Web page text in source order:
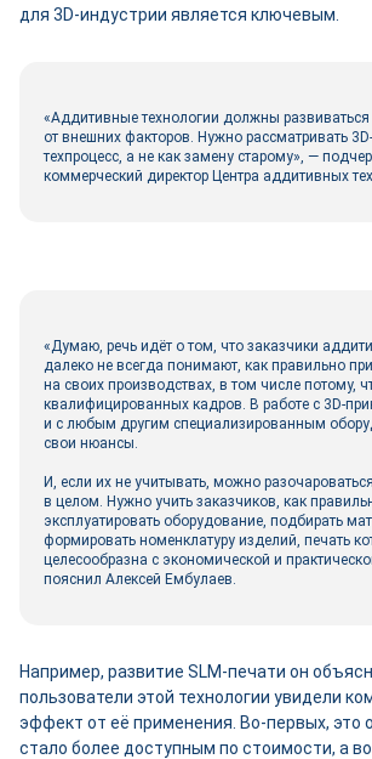
для 3D-индустрии является ключевым.
«Аддитивные технологии должны
от внешних факторов. Нужно рассматривать
техпроцесс, а не как замену старому», —
коммерческий директор Центра аддитивных
«Думаю, речь идёт о том, что заказчики
далеко не всегда понимают, как правильно
на своих производствах, в том числе потому,
квалифицированных кадров. В работе с 3D-
и с любым другим специализированным
свои нюансы.
И, если их не учитывать, можно
в целом. Нужно учить заказчиков, как
эксплуатировать оборудование, подбирать
формировать номенклатуру изделий, печать
целесообразна с экономической и
пояснил Алексей Ембулаев.
Например, развитие SLM-печати он
пользователи этой технологии увидели
эффект от её применения. Во-первых, это
стало более доступным по стоимости, а